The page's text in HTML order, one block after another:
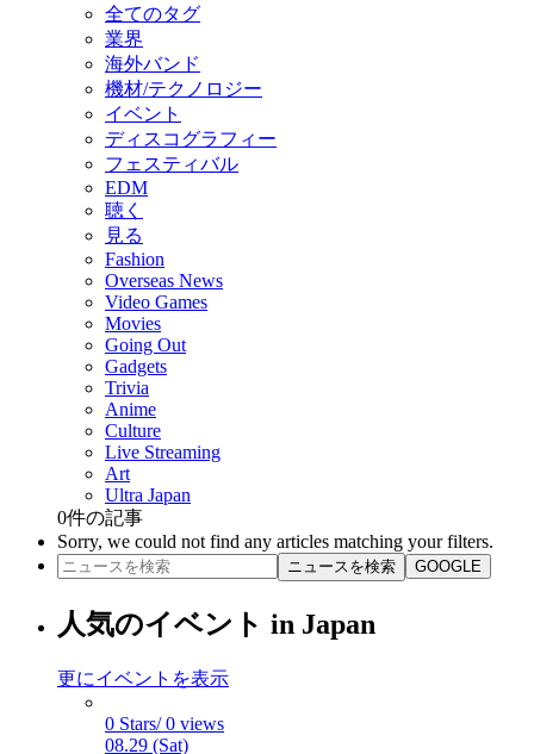
全てのタグ
業界
海外バンド
機材/テクノロジー
イベント
ディスコグラフィー
フェスティバル
EDM
聴く
見る
Fashion
Overseas News
Video Games
Movies
Going Out
Gadgets
Trivia
Anime
Culture
Live Streaming
Art
Ultra Japan
0件の記事
Sorry, we could not find any articles matching your filters.
ニュースを検索 GOOGLE
人気のイベント in Japan
更にイベントを表示
0 Stars/ 0 views
08.29 (Sat)